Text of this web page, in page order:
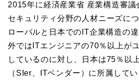
2015年に経済産業省 産業構造審議
セキュリティ分野の人材ニーズに
ローバルと日本でのIT企業構造の
外ではITエンジニアの70％以上が
しているのに対し、日本は75％以
（SIer、ITベンダー）に所属して